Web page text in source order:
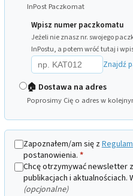
InPost Paczkomat
Wpisz numer paczkomatu
Jeżeli nie znasz nr. swojego
InPostu, a potem wróć tutaj i
Znajdź
🏠 Dostawa na adres
Poprosimy Cię o adres w
Zapoznałem/am się z
postanowienia. *
Chcę otrzymywać newsletter
publikacjach i aktualnościach.
(opcjonalne)